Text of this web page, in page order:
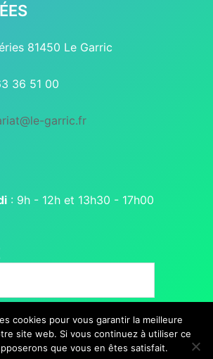
81450 Le Garric
36 51 00
garric.fr
: 9h - 12h et 13h30 - 17h00
cookies pour vous garantir la meilleure
site web. Si vous continuez à utiliser ce
que vous en êtes satisfait.